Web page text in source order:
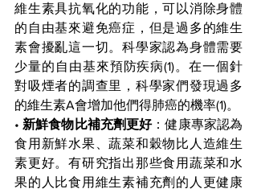
維生素具抗氧化的功能，可以消除身體
的自由基來避免癌症，但是過多的維生
素會擾亂這一切。科學家認為身體需要
少量的自由基來預防疾病(1)。在一個針
對吸煙者的調查里，科學家們發現過多
的維生素A會增加他們得肺癌的機率(1)。
• 新鮮食物比補充劑更好：健康專家認為
食用新鮮水果、蔬菜和穀物比人造維生
素更好。有研究指出那些食用蔬菜和水
果的人比食用維生素補充劑的人更健康